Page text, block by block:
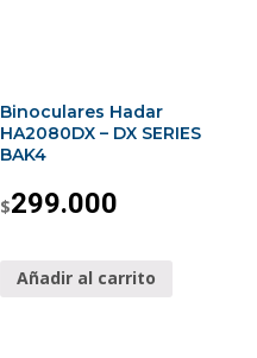
Binoculares Hadar
HA2080DX – DX SERIES
BAK4
$299.000
Añadir al carrito